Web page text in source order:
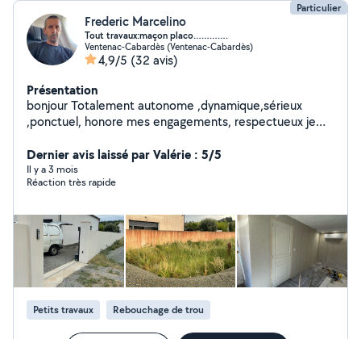
Particulier
Frederic Marcelino
Tout travaux:maçon placo………….
Ventenac-Cabardès (Ventenac-Cabardès)
4,9/5 (32 avis)
Présentation
bonjour Totalement autonome ,dynamique,sérieux
,ponctuel, honore mes engagements, respectueux je
particulièrement la maçonnerie ou tout autre , mais
Dernier avis laissé par Valérie : 5/5
Il y a 3 mois
Réaction très rapide
Petits travaux Rebouchage de trou